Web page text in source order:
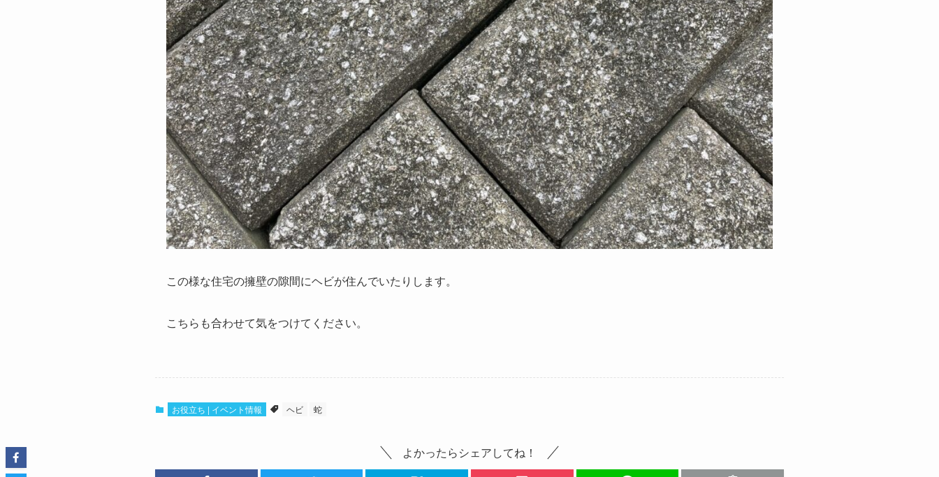
この様な住宅の擁壁の隙間にヘビが住んでいたりします。
こちらも合わせて気をつけてください。
お役立ち | イベント情報 ヘビ 蛇
よかったらシェアしてね！